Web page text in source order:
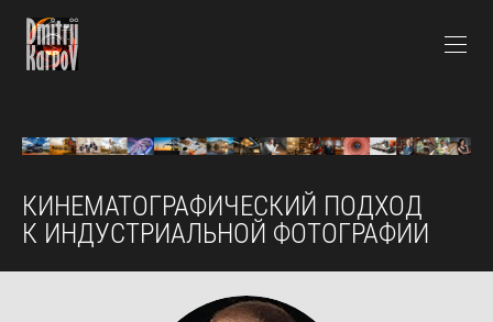
КИНЕМАТОГРАФИЧЕСКИЙ ПОДХОД
К ИНДУСТРИАЛЬНОЙ ФОТОГРАФИИ